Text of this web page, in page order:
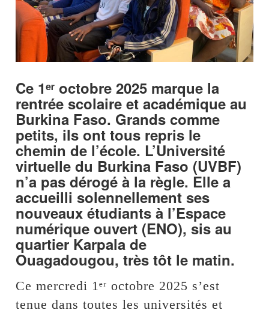
Ce 1ᵉʳ octobre 2025 marque la
rentrée scolaire et académique au
Burkina Faso. Grands comme
petits, ils ont tous repris le
chemin de l’école. L’Université
virtuelle du Burkina Faso (UVBF)
n’a pas dérogé à la règle. Elle a
accueilli solennellement ses
nouveaux étudiants à l’Espace
numérique ouvert (ENO), sis au
quartier Karpala de
Ouagadougou, très tôt le matin.
Ce mercredi 1ᵉʳ octobre 2025 s’est
tenue dans toutes les universités et